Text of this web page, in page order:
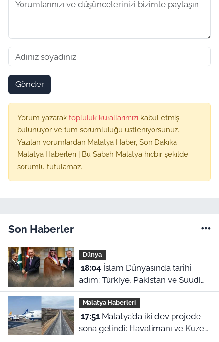
Gönder
Yorum yazarak topluluk kurallarımızı kabul etmiş
bulunuyor ve tüm sorumluluğu üstleniyorsunuz.
Yazılan yorumlardan Malatya Haber, Son Dakika
Malatya Haberleri | Bu Sabah Malatya hiçbir şekilde
sorumlu tutulamaz.
Son Haberler
Dünya
18:04
adım: Türkiye, Pakistan ve Suudi
Arabistan'dan Ortak Savunma
Anlaşması!
Malatya Haberleri
17:51Malatya’da iki dev projede
sona gelindi: Havalimanı ve Kuzey